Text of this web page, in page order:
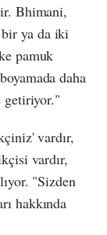
Bhimani,
ya da iki
pamuk
daha
getiriyor."
vardır,
vardır,
"Sizden
hakkında